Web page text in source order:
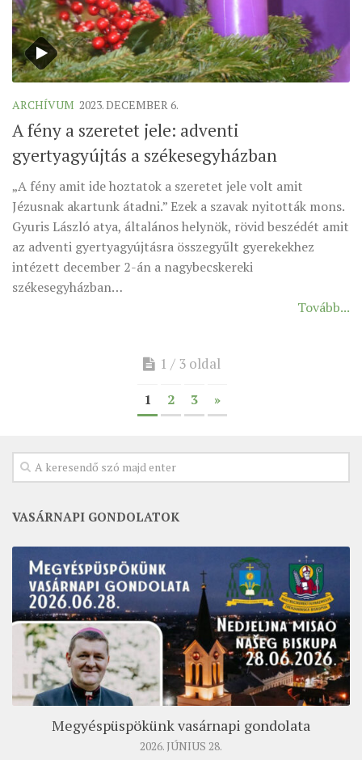
ARCHÍVUM 2023. DECEMBER 6.
A fény a szeretet jele: adventi
gyertyagyújtás a székesegyházban
„A fény amit ide hoztatok a szeretet jele volt amit
Jézusnak akartunk átadni.” Ezek a szavak nyitották mons.
Gyuris László atya, általános helynök, rövid beszédét amit
az adventi gyertyagyújtásra összegyűlt gyerekekhez
intézett december 2-án a nagybecskereki
székesegyházban…
Tovább...
1 / 3 oldal
1 2 3 »
VASÁRNAPI GONDOLATOK
Megyéspüspökünk vasárnapi gondolata
2026. JÚNIUS 28.